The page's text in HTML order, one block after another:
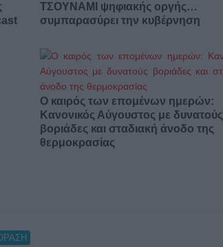
ΤΣΟΥΝΑΜΙ ψηφιακής οργής…
συμπαρασύρει την κυβέρνηση
Ο καιρός των επομένων ημερών:
Κανονικός Αύγουστος με δυνατούς
βοριάδες και σταδιακή άνοδο της
θερμοκρασίας